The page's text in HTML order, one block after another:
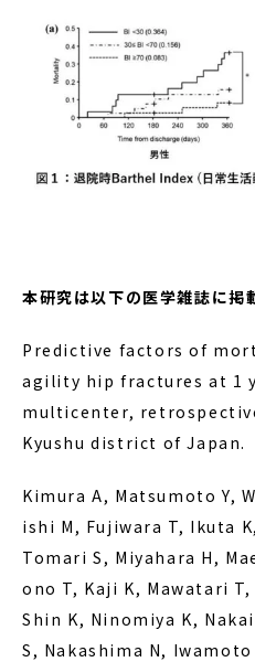
本研究は以下の医学雑誌に掲
Predictive factors of
agility hip fractures at 1
multicenter,
Kyushu district of Japan.
Kimura A, Matsumoto Y,
ishi M, Fujiwara T, Ikuta
Tomari S, Miyahara H,
ono T, Kaji K, Mawatari
Shin K, Ninomiya K,
S, Nakashima N, Iwamoto